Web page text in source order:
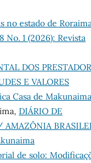
no estado de
No. 1 (2026): Revista
DOS
E VALORES
Casa de Makunaima
DIÁRIO DE
AMAZÔNIA
de solo: